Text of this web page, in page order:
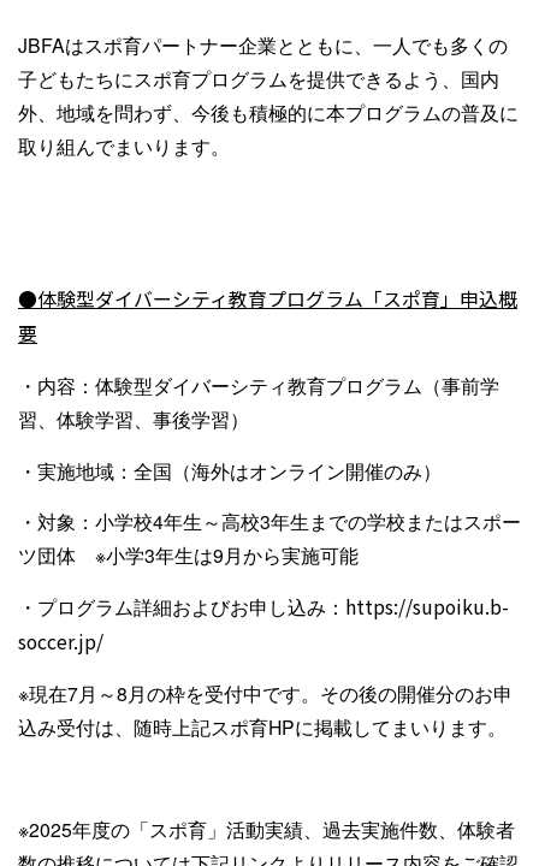
JBFAはスポ育パートナー企業とともに、一人でも多くの
子どもたちにスポ育プログラムを提供できるよう、国内
外、地域を問わず、今後も積極的に本プログラムの普及に
取り組んでまいります。
●体験型ダイバーシティ教育プログラム「スポ育」申込概
要
・内容：体験型ダイバーシティ教育プログラム（事前学
習、体験学習、事後学習）
・実施地域：全国（海外はオンライン開催のみ）
・対象：小学校4年生～高校3年生までの学校またはスポー
ツ団体 ※小学3年生は9月から実施可能
・プログラム詳細およびお申し込み： https://supoiku.b-
soccer.jp/
※現在7月～8月の枠を受付中です。その後の開催分のお申
込み受付は、随時上記スポ育HPに掲載してまいります。
※2025年度の「スポ育」活動実績、過去実施件数、体験者